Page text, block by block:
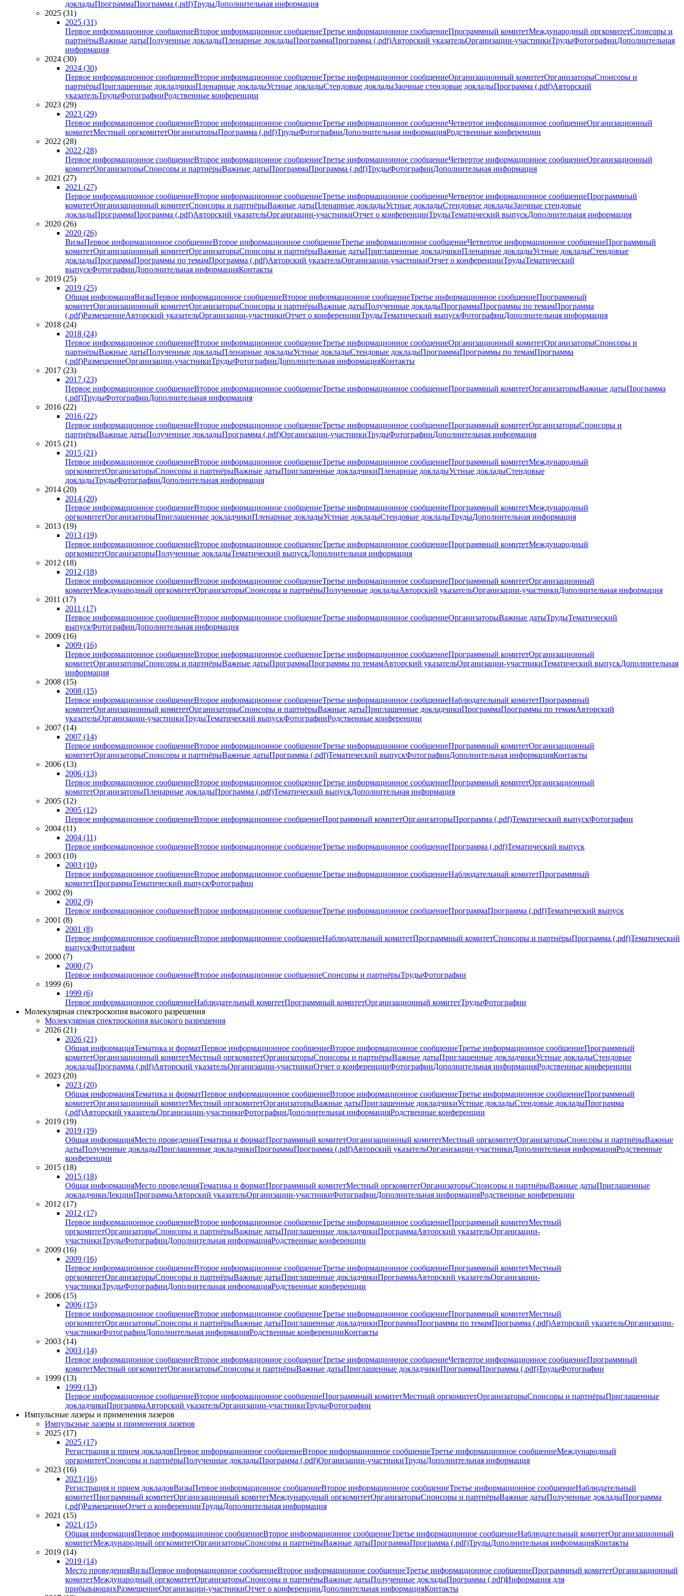
докладыПрограммаПрограмма (.pdf)ТрудыДополнительная информация
2025 (31)
2025 (31)
Первое информационное сообщениеВторое информационное сообщениеТретье информационное сообщениеПрограммный комитетМеждународный оргкомитетСпонсоры и
партнёрыВажные датыПолученные докладыПленарные докладыПрограммаПрограмма (.pdf)Авторский указательОрганизации-участникиТрудыФотографииДополнительная
информация
2024 (30)
2024 (30)
Первое информационное сообщениеВторое информационное сообщениеТретье информационное сообщениеОрганизационный комитетОрганизаторыСпонсоры и
партнёрыПриглашенные докладчикиПленарные докладыУстные докладыСтендовые докладыЗаочные стендовые докладыПрограмма (.pdf)Авторский
указательТрудыФотографииРодственные конференции
2023 (29)
2023 (29)
Первое информационное сообщениеВторое информационное сообщениеТретье информационное сообщениеЧетвертое информационное сообщениеОрганизационный
комитетМестный оргкомитетОрганизаторыПрограмма (.pdf)ТрудыФотографииДополнительная информацияРодственные конференции
2022 (28)
2022 (28)
Первое информационное сообщениеВторое информационное сообщениеТретье информационное сообщениеЧетвертое информационное сообщениеОрганизационный
комитетОрганизаторыСпонсоры и партнёрыВажные датыПрограммаПрограмма (.pdf)ТрудыФотографииДополнительная информация
2021 (27)
2021 (27)
Первое информационное сообщениеВторое информационное сообщениеТретье информационное сообщениеЧетвертое информационное сообщениеПрограммный
комитетОрганизационный комитетСпонсоры и партнёрыВажные датыПленарные докладыУстные докладыСтендовые докладыЗаочные стендовые
докладыПрограммаПрограмма (.pdf)Авторский указательОрганизации-участникиОтчет о конференцииТрудыТематический выпускДополнительная информация
2020 (26)
2020 (26)
ВизыПервое информационное сообщениеВторое информационное сообщениеТретье информационное сообщениеЧетвертое информационное сообщениеПрограммный
комитетОрганизационный комитетОрганизаторыСпонсоры и партнёрыВажные датыПриглашенные докладчикиПленарные докладыУстные докладыСтендовые
докладыПрограммаПрограммы по темамПрограмма (.pdf)Авторский указательОрганизации-участникиОтчет о конференцииТрудыТематический
выпускФотографииДополнительная информацияКонтакты
2019 (25)
2019 (25)
Общая информацияВизыПервое информационное сообщениеВторое информационное сообщениеТретье информационное сообщениеПрограммный
комитетОрганизационный комитетОрганизаторыСпонсоры и партнёрыВажные датыПолученные докладыПрограммаПрограммы по темамПрограмма
(.pdf)РазмещениеАвторский указательОрганизации-участникиОтчет о конференцииТрудыТематический выпускФотографииДополнительная информация
2018 (24)
2018 (24)
Первое информационное сообщениеВторое информационное сообщениеТретье информационное сообщениеОрганизационный комитетОрганизаторыСпонсоры и
партнёрыВажные датыПолученные докладыПленарные докладыУстные докладыСтендовые докладыПрограммаПрограммы по темамПрограмма
(.pdf)РазмещениеОрганизации-участникиТрудыФотографииДополнительная информацияКонтакты
2017 (23)
2017 (23)
Первое информационное сообщениеВторое информационное сообщениеТретье информационное сообщениеПрограммный комитетОрганизаторыВажные датыПрограмма
(.pdf)ТрудыФотографииДополнительная информация
2016 (22)
2016 (22)
Первое информационное сообщениеВторое информационное сообщениеТретье информационное сообщениеПрограммный комитетОрганизаторыСпонсоры и
партнёрыВажные датыПолученные докладыПрограмма (.pdf)Организации-участникиТрудыФотографииДополнительная информация
2015 (21)
2015 (21)
Первое информационное сообщениеВторое информационное сообщениеТретье информационное сообщениеПрограммный комитетМеждународный
оргкомитетОрганизаторыСпонсоры и партнёрыВажные датыПриглашенные докладчикиПленарные докладыУстные докладыСтендовые
докладыТрудыФотографииДополнительная информация
2014 (20)
2014 (20)
Первое информационное сообщениеВторое информационное сообщениеТретье информационное сообщениеПрограммный комитетМеждународный
оргкомитетОрганизаторыПриглашенные докладчикиПленарные докладыУстные докладыСтендовые докладыТрудыДополнительная информация
2013 (19)
2013 (19)
Первое информационное сообщениеВторое информационное сообщениеТретье информационное сообщениеПрограммный комитетМеждународный
оргкомитетОрганизаторыПолученные докладыТематический выпускДополнительная информация
2012 (18)
2012 (18)
Первое информационное сообщениеВторое информационное сообщениеТретье информационное сообщениеПрограммный комитетОрганизационный
комитетМеждународный оргкомитетОрганизаторыСпонсоры и партнёрыПолученные докладыАвторский указательОрганизации-участникиДополнительная информация
2011 (17)
2011 (17)
Первое информационное сообщениеВторое информационное сообщениеТретье информационное сообщениеОрганизаторыВажные датыТрудыТематический
выпускФотографииДополнительная информация
2009 (16)
2009 (16)
Первое информационное сообщениеВторое информационное сообщениеТретье информационное сообщениеПрограммный комитетОрганизационный
комитетОрганизаторыСпонсоры и партнёрыВажные датыПрограммаПрограммы по темамАвторский указательОрганизации-участникиТематический выпускДополнительная
информация
2008 (15)
2008 (15)
Первое информационное сообщениеВторое информационное сообщениеТретье информационное сообщениеНаблюдательный комитетПрограммный
комитетОрганизационный комитетОрганизаторыСпонсоры и партнёрыВажные датыПриглашенные докладчикиПрограммаПрограммы по темамАвторский
указательОрганизации-участникиТрудыТематический выпускФотографииРодственные конференции
2007 (14)
2007 (14)
Первое информационное сообщениеВторое информационное сообщениеТретье информационное сообщениеПрограммный комитетОрганизационный
комитетОрганизаторыСпонсоры и партнёрыВажные датыПрограмма (.pdf)Тематический выпускФотографииДополнительная информацияКонтакты
2006 (13)
2006 (13)
Первое информационное сообщениеВторое информационное сообщениеТретье информационное сообщениеПрограммный комитетОрганизационный
комитетОрганизаторыПленарные докладыПрограмма (.pdf)Тематический выпускДополнительная информация
2005 (12)
2005 (12)
Первое информационное сообщениеВторое информационное сообщениеПрограммный комитетОрганизаторыПрограмма (.pdf)Тематический выпускФотографии
2004 (11)
2004 (11)
Первое информационное сообщениеВторое информационное сообщениеТретье информационное сообщениеПрограмма (.pdf)Тематический выпуск
2003 (10)
2003 (10)
Первое информационное сообщениеВторое информационное сообщениеТретье информационное сообщениеНаблюдательный комитетПрограммный
комитетПрограммаТематический выпускФотографии
2002 (9)
2002 (9)
Первое информационное сообщениеВторое информационное сообщениеТретье информационное сообщениеПрограммаПрограмма (.pdf)Тематический выпуск
2001 (8)
2001 (8)
Первое информационное сообщениеВторое информационное сообщениеНаблюдательный комитетПрограммный комитетСпонсоры и партнёрыПрограмма (.pdf)Тематический
выпускФотографии
2000 (7)
2000 (7)
Первое информационное сообщениеВторое информационное сообщениеСпонсоры и партнёрыТрудыФотографии
1999 (6)
1999 (6)
Первое информационное сообщениеНаблюдательный комитетПрограммный комитетОрганизационный комитетТрудыФотографии
Молекулярная спектроскопия высокого разрешения
Молекулярная спектроскопия высокого разрешения
2026 (21)
2026 (21)
Общая информацияТематика и форматПервое информационное сообщениеВторое информационное сообщениеТретье информационное сообщениеПрограммный
комитетОрганизационный комитетМестный оргкомитетОрганизаторыСпонсоры и партнёрыВажные датыПриглашенные докладчикиУстные докладыСтендовые
докладыПрограмма (.pdf)Авторский указательОрганизации-участникиОтчет о конференцииФотографииДополнительная информацияРодственные конференции
2023 (20)
2023 (20)
Общая информацияТематика и форматПервое информационное сообщениеВторое информационное сообщениеТретье информационное сообщениеПрограммный
комитетОрганизационный комитетМестный оргкомитетОрганизаторыВажные датыПриглашенные докладчикиУстные докладыСтендовые докладыПрограмма
(.pdf)Авторский указательОрганизации-участникиФотографииДополнительная информацияРодственные конференции
2019 (19)
2019 (19)
Общая информацияМесто проведенияТематика и форматПрограммный комитетОрганизационный комитетМестный оргкомитетОрганизаторыСпонсоры и партнёрыВажные
датыПолученные докладыПриглашенные докладчикиПрограммаПрограмма (.pdf)Авторский указательОрганизации-участникиДополнительная информацияРодственные
конференции
2015 (18)
2015 (18)
Общая информацияМесто проведенияТематика и форматПрограммный комитетМестный оргкомитетОрганизаторыСпонсоры и партнёрыВажные датыПриглашенные
докладчикиЛекцииПрограммаАвторский указательОрганизации-участникиФотографииДополнительная информацияРодственные конференции
2012 (17)
2012 (17)
Первое информационное сообщениеВторое информационное сообщениеТретье информационное сообщениеПрограммный комитетМестный
оргкомитетОрганизаторыСпонсоры и партнёрыВажные датыПриглашенные докладчикиПрограммаАвторский указательОрганизации-
участникиТрудыФотографииДополнительная информацияРодственные конференции
2009 (16)
2009 (16)
Первое информационное сообщениеВторое информационное сообщениеТретье информационное сообщениеПрограммный комитетМестный
оргкомитетОрганизаторыСпонсоры и партнёрыВажные датыПриглашенные докладчикиПрограммаАвторский указательОрганизации-
участникиТрудыФотографииДополнительная информацияРодственные конференции
2006 (15)
2006 (15)
Первое информационное сообщениеВторое информационное сообщениеТретье информационное сообщениеПрограммный комитетМестный
оргкомитетОрганизаторыСпонсоры и партнёрыВажные датыПриглашенные докладчикиПрограммаПрограммы по темамПрограмма (.pdf)Авторский указательОрганизации-
участникиФотографииДополнительная информацияРодственные конференцииКонтакты
2003 (14)
2003 (14)
Первое информационное сообщениеВторое информационное сообщениеТретье информационное сообщениеЧетвертое информационное сообщениеПрограммный
комитетМестный оргкомитетОрганизаторыСпонсоры и партнёрыВажные датыПриглашенные докладчикиПрограммаПрограмма (.pdf)ТрудыФотографии
1999 (13)
1999 (13)
Первое информационное сообщениеВторое информационное сообщениеПрограммный комитетМестный оргкомитетОрганизаторыСпонсоры и партнёрыПриглашенные
докладчикиПрограммаАвторский указательОрганизации-участникиТрудыФотографии
Импульсные лазеры и применения лазеров
Импульсные лазеры и применения лазеров
2025 (17)
2025 (17)
Регистрация и прием докладовПервое информационное сообщениеВторое информационное сообщениеТретье информационное сообщениеМеждународный
оргкомитетСпонсоры и партнёрыПолученные докладыПрограмма (.pdf)Организации-участникиТрудыДополнительная информация
2023 (16)
2023 (16)
Регистрация и прием докладовВизыПервое информационное сообщениеВторое информационное сообщениеТретье информационное сообщениеНаблюдательный
комитетПрограммный комитетОрганизационный комитетМеждународный оргкомитетОрганизаторыСпонсоры и партнёрыВажные датыПолученные докладыПрограмма
(.pdf)РазмещениеОтчет о конференцииТрудыДополнительная информация
2021 (15)
2021 (15)
Общая информацияПервое информационное сообщениеВторое информационное сообщениеТретье информационное сообщениеНаблюдательный комитетОрганизационный
комитетМеждународный оргкомитетОрганизаторыСпонсоры и партнёрыВажные датыПрограммаПрограмма (.pdf)ТрудыДополнительная информацияКонтакты
2019 (14)
2019 (14)
Место проведенияВизыПервое информационное сообщениеВторое информационное сообщениеТретье информационное сообщениеПрограммный комитетОрганизационный
комитетМеждународный оргкомитетОрганизаторыСпонсоры и партнёрыВажные датыПолученные докладыПрограмма (.pdf)Информация для
прибывающихРазмещениеОрганизации-участникиОтчет о конференцииДополнительная информацияКонтакты